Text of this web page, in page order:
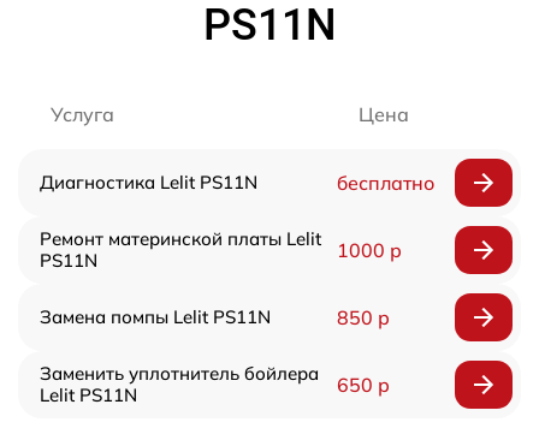
PS11N
Услуга Цена
Диагностика Lelit PS11N бесплатно
Ремонт материнской платы Lelit
PS11N
1000 р
Замена помпы Lelit PS11N 850 р
Заменить уплотнитель бойлера
Lelit PS11N
650 р